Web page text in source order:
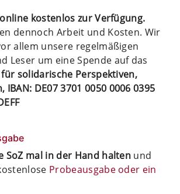
kostenlos zur Verfügung.
dennoch Arbeit und Kosten. Wir
allem unsere regelmäßigen
Leser um eine Spende auf das
solidarische Perspektiven,
IBAN: DE07 3701 0050 0006 0395
SoZ mal in der Hand halten und
Probeausgabe oder ein